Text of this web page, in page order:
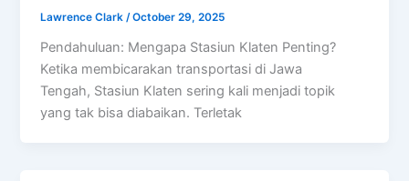
Lawrence Clark /October 29, 2025
Pendahuluan: Mengapa Stasiun Klaten Penting?
Ketika membicarakan transportasi di Jawa
Tengah, Stasiun Klaten sering kali menjadi topik
yang tak bisa diabaikan. Terletak